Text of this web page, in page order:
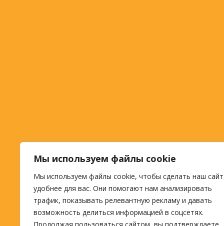
Мы используем файлы cookie
Мы используем файлы cookie, чтобы сделать наш сайт
удобнее для вас. Они помогают нам анализировать
трафик, показывать релевантную рекламу и давать
возможность делиться информацией в соцсетях.